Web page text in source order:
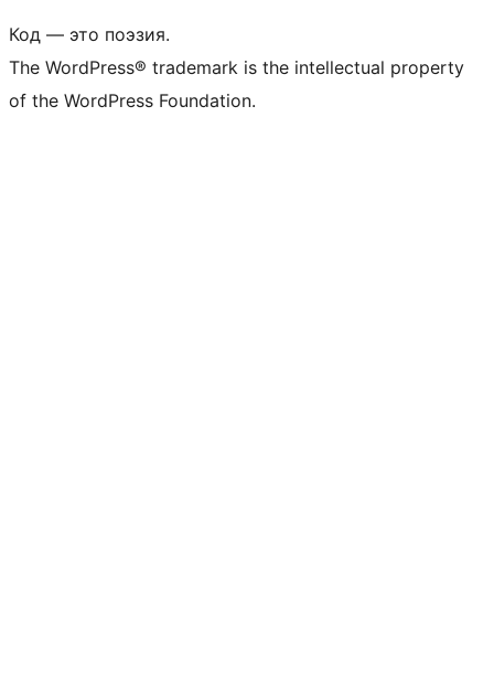
Код — это поэзия.
The WordPress® trademark is the intellectual property
of the WordPress Foundation.